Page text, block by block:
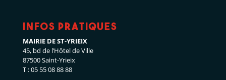
Infos pratiques
MAIRIE DE ST-YRIEIX
45, bd de l’Hôtel de Ville
87500 Saint-Yrieix
T : 05 55 08 88 88